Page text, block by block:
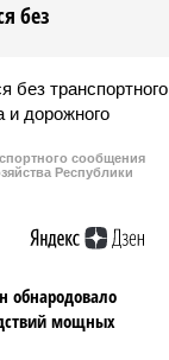
без
сообщения
Республики
обнародовало
мощных